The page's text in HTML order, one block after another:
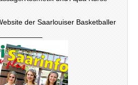
der Saarlouiser Basketballer